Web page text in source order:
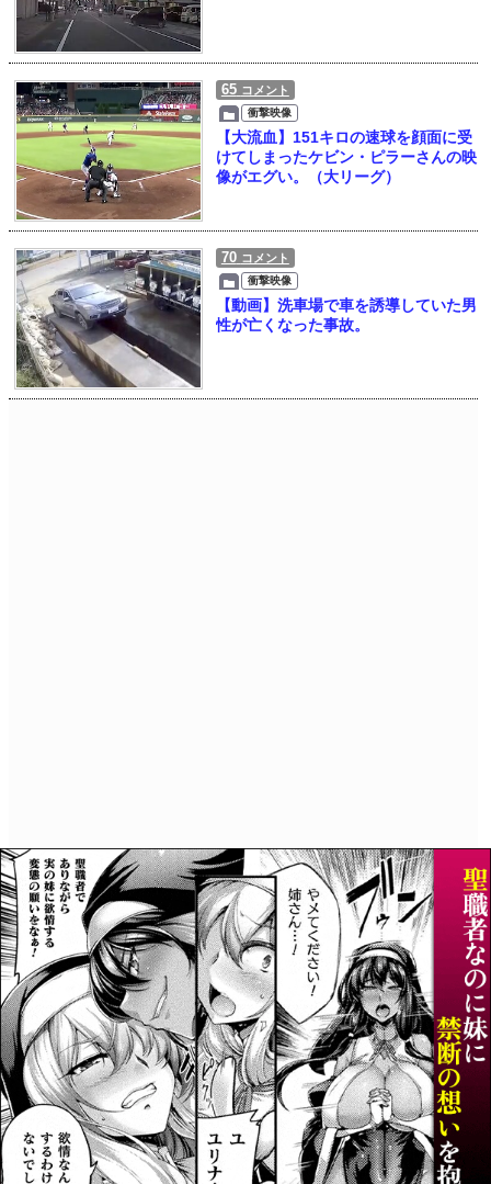
65 コメント
衝撃映像
【大流血】151キロの速球を顔面に受
けてしまったケビン・ピラーさんの映
像がエグい。（大リーグ）
70 コメント
衝撃映像
【動画】洗車場で車を誘導していた男
性が亡くなった事故。